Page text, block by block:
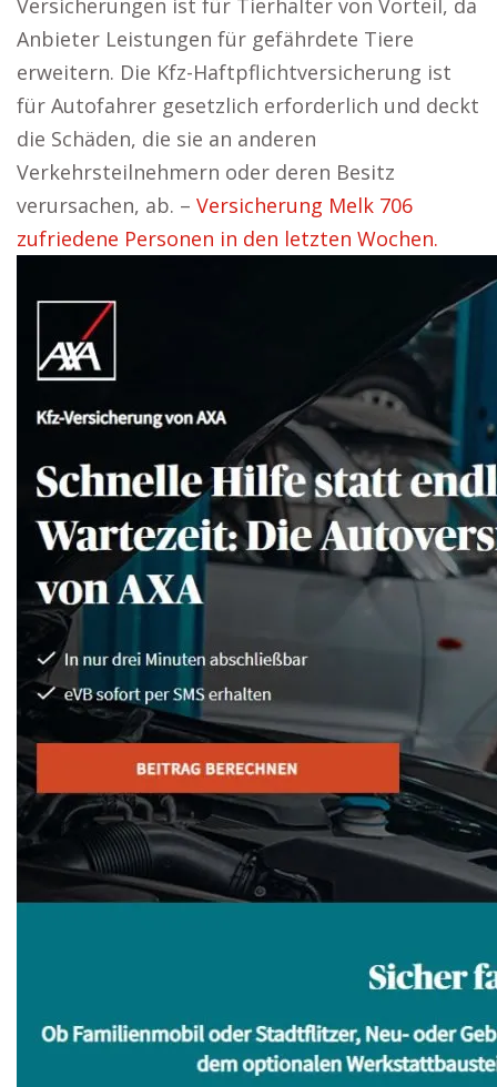
Versicherungen ist für Tierhalter von Vorteil, da
Anbieter Leistungen für gefährdete Tiere
erweitern. Die Kfz-Haftpflichtversicherung ist
für Autofahrer gesetzlich erforderlich und deckt
die Schäden, die sie an anderen
Verkehrsteilnehmern oder deren Besitz
verursachen, ab. – Versicherung Melk 706
zufriedene Personen in den letzten Wochen.